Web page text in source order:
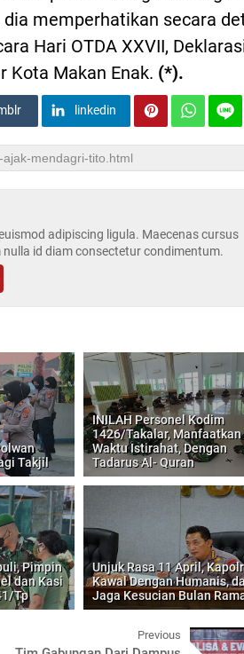
memperhatikan secara
Hari OTDA XXVII,
Kota Makan Enak. (*).
linkedin
adipiscing ligula. Maecenas cursus
id diam consectetur condimentum.
Takjil
INILAH Personel Kodim
1426/Takalar, Manfaatkan
Waktu Istirahat, Dengan
Tadarus Al- Quran
Pimpin
dan Kasi
Tp
Unjuk Rasa 11 April,
Kawal Dengan Humanis,
Jaga Kesucian Bulan
Previous